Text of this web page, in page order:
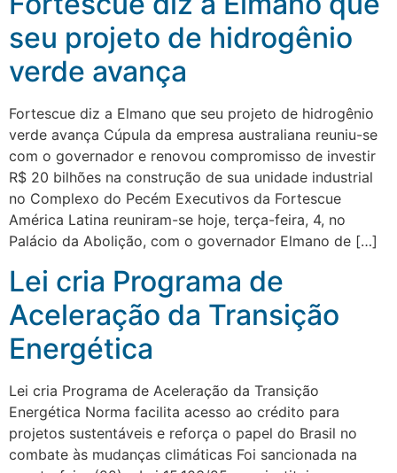
seu projeto de hidrogênio
verde avança
Fortescue diz a Elmano que seu projeto de hidrogênio
verde avança Cúpula da empresa australiana reuniu-se
com o governador e renovou compromisso de investir
R$ 20 bilhões na construção de sua unidade industrial
no Complexo do Pecém Executivos da Fortescue
América Latina reuniram-se hoje, terça-feira, 4, no
Palácio da Abolição, com o governador Elmano de […]
Lei cria Programa de
Aceleração da Transição
Energética
Lei cria Programa de Aceleração da Transição
Energética Norma facilita acesso ao crédito para
projetos sustentáveis e reforça o papel do Brasil no
combate às mudanças climáticas Foi sancionada na